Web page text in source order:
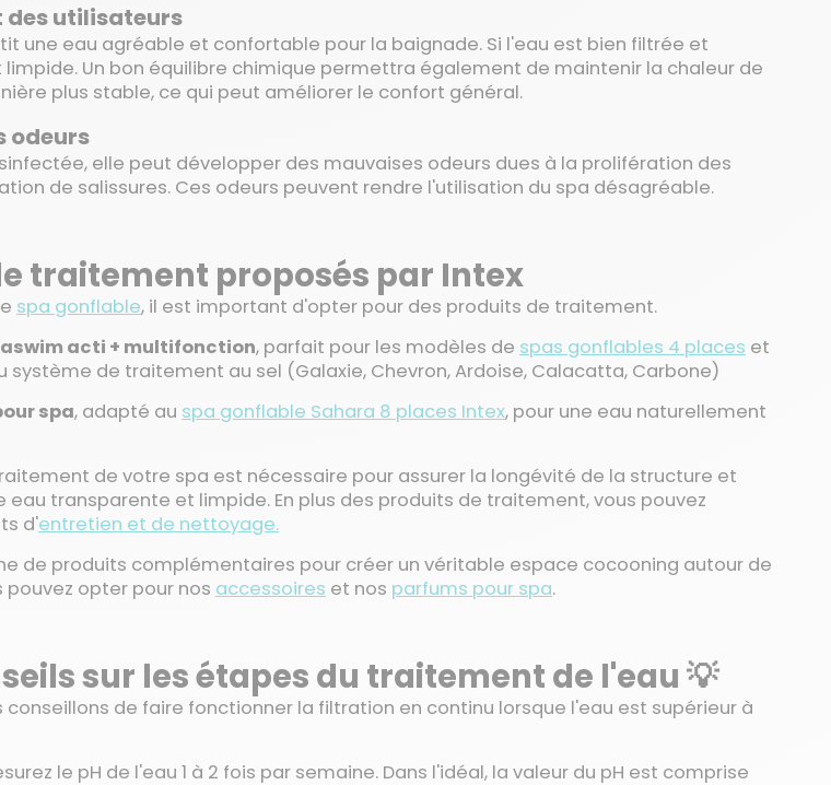
utilisateurs
une eau agréable et confortable pour la baignade. Si l'eau est bien filtrée et
Un bon équilibre chimique permettra également de maintenir la chaleur de
plus stable, ce qui peut améliorer le confort général.
odeurs
elle peut développer des mauvaises odeurs dues à la prolifération des
de salissures. Ces odeurs peuvent rendre l'utilisation du spa désagréable.
traitement proposés par Intex
spa gonflable, il est important d'opter pour des produits de traitement.
acti + multifonction, parfait pour les modèles de spas gonflables 4 places et
système de traitement au sel (Galaxie, Chevron, Ardoise, Calacatta, Carbone)
spa, adapté au spa gonflable Sahara 8 places Intex, pour une eau naturellement
de votre spa est nécessaire pour assurer la longévité de la structure et
transparente et limpide. En plus des produits de traitement, vous pouvez
d'entretien et de nettoyage.
de produits complémentaires pour créer un véritable espace cocooning autour de
opter pour nos accessoires et nos parfums pour spa.
sur les étapes du traitement de l'eau 💡
conseillons de faire fonctionner la filtration en continu lorsque l'eau est supérieur à
le pH de l'eau 1 à 2 fois par semaine. Dans l'idéal, la valeur du pH est comprise